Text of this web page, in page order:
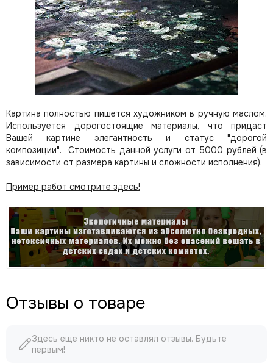
Картина полностью пишется художником в ручную маслом.
Используется дорогостоящие материалы, что придаст
Вашей картине элегантность и статус "дорогой
композиции". Стоимость данной услуги от 5000 рублей (в
зависимости от размера картины и сложности исполнения).
Пример работ смотрите здесь!
Отзывы о товаре
Здесь еще никто не оставлял отзывы. Будьте
первым!